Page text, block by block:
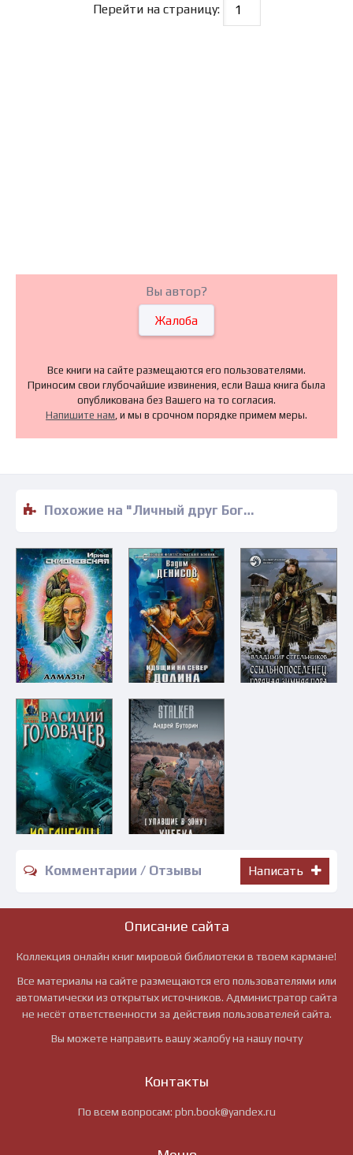
Перейти на страницу:
Вы автор?
Жалоба
Все книги на сайте размещаются его пользователями.
Приносим свои глубочайшие извинения, если Ваша книга была
опубликована без Вашего на то согласия.
Напишите нам , и мы в срочном порядке примем меры.
Похожие на "Личный друг Бога - Михаил Кликин" книги читать бесплатно полные версии
Комментарии / Отзывы Написать
Описание сайта
Коллекция онлайн книг мировой библиотеки в твоем кармане!
Все материалы на сайте размещаются его пользователями или
автоматически из открытых источников. Администратор сайта
не несёт ответственности за действия пользователей сайта.
Вы можете направить вашу жалобу на нашу почту
Контакты
По всем вопросам: pbn.book@yandex.ru